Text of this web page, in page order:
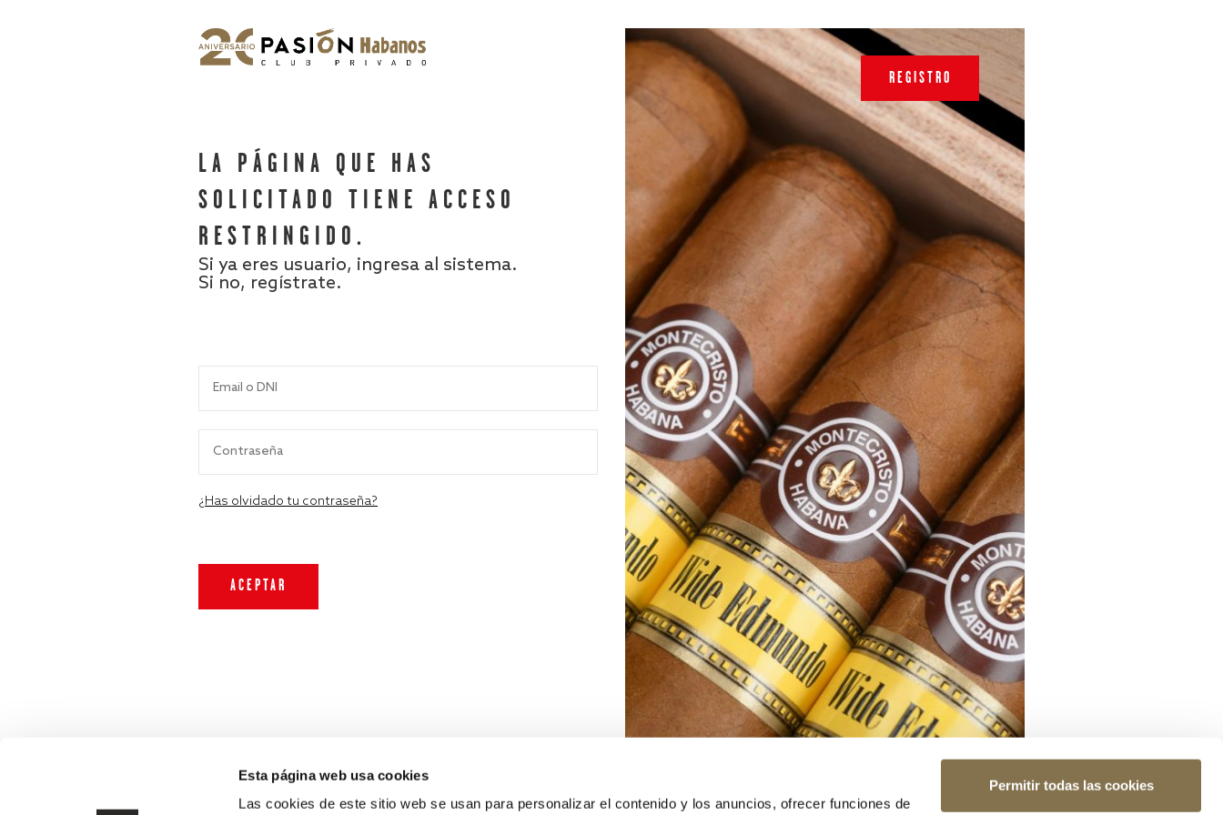
Esta página web usa cookies
Las cookies de este sitio web se usan para personalizar el contenido y los anuncios, ofrecer funciones de
Permitir todas las cookies
LA PÁGINA QUE HAS
SOLICITADO TIENE ACCESO
RESTRINGIDO.
Si ya eres usuario, ingresa al sistema.
Si no, regístrate.
¿Has olvidado tu contraseña?
REGISTRO